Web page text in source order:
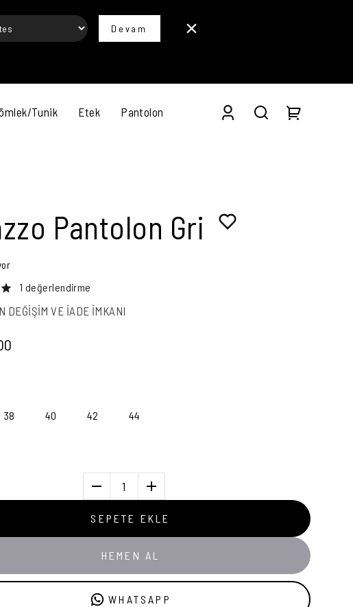
Devam
Tunik Etek Pantolon
Pantolon Gri
1 değerlendirme
DEĞİŞİM VE İADE İMKANI
38 40 42 44
1
SEPETE EKLE
HEMEN AL
WHATSAPP